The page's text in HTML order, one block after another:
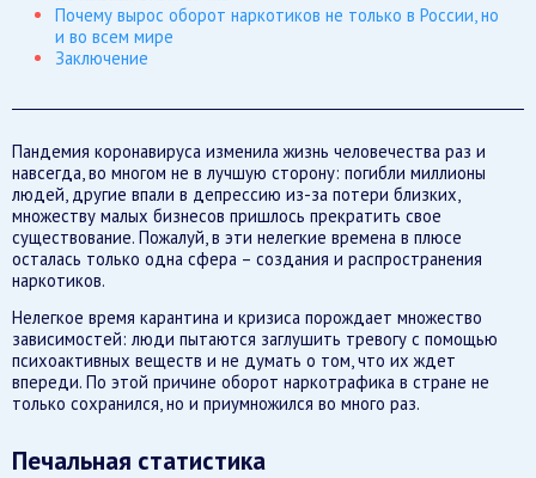
Почему вырос оборот наркотиков не только в России, но
и во всем мире
Заключение
Пандемия коронавируса изменила жизнь человечества раз и
навсегда, во многом не в лучшую сторону: погибли миллионы
людей, другие впали в депрессию из-за потери близких,
множеству малых бизнесов пришлось прекратить свое
существование. Пожалуй, в эти нелегкие времена в плюсе
осталась только одна сфера – создания и распространения
наркотиков.
Нелегкое время карантина и кризиса порождает множество
зависимостей: люди пытаются заглушить тревогу с помощью
психоактивных веществ и не думать о том, что их ждет
впереди. По этой причине оборот наркотрафика в стране не
только сохранился, но и приумножился во много раз.
Печальная статистика